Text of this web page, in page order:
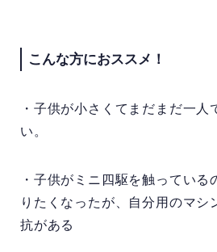
こんな方におススメ！
・子供が小さくてまだまだ一人
い。
・子供がミニ四駆を触ってい
りたくなったが、自分用のマシ
抗がある